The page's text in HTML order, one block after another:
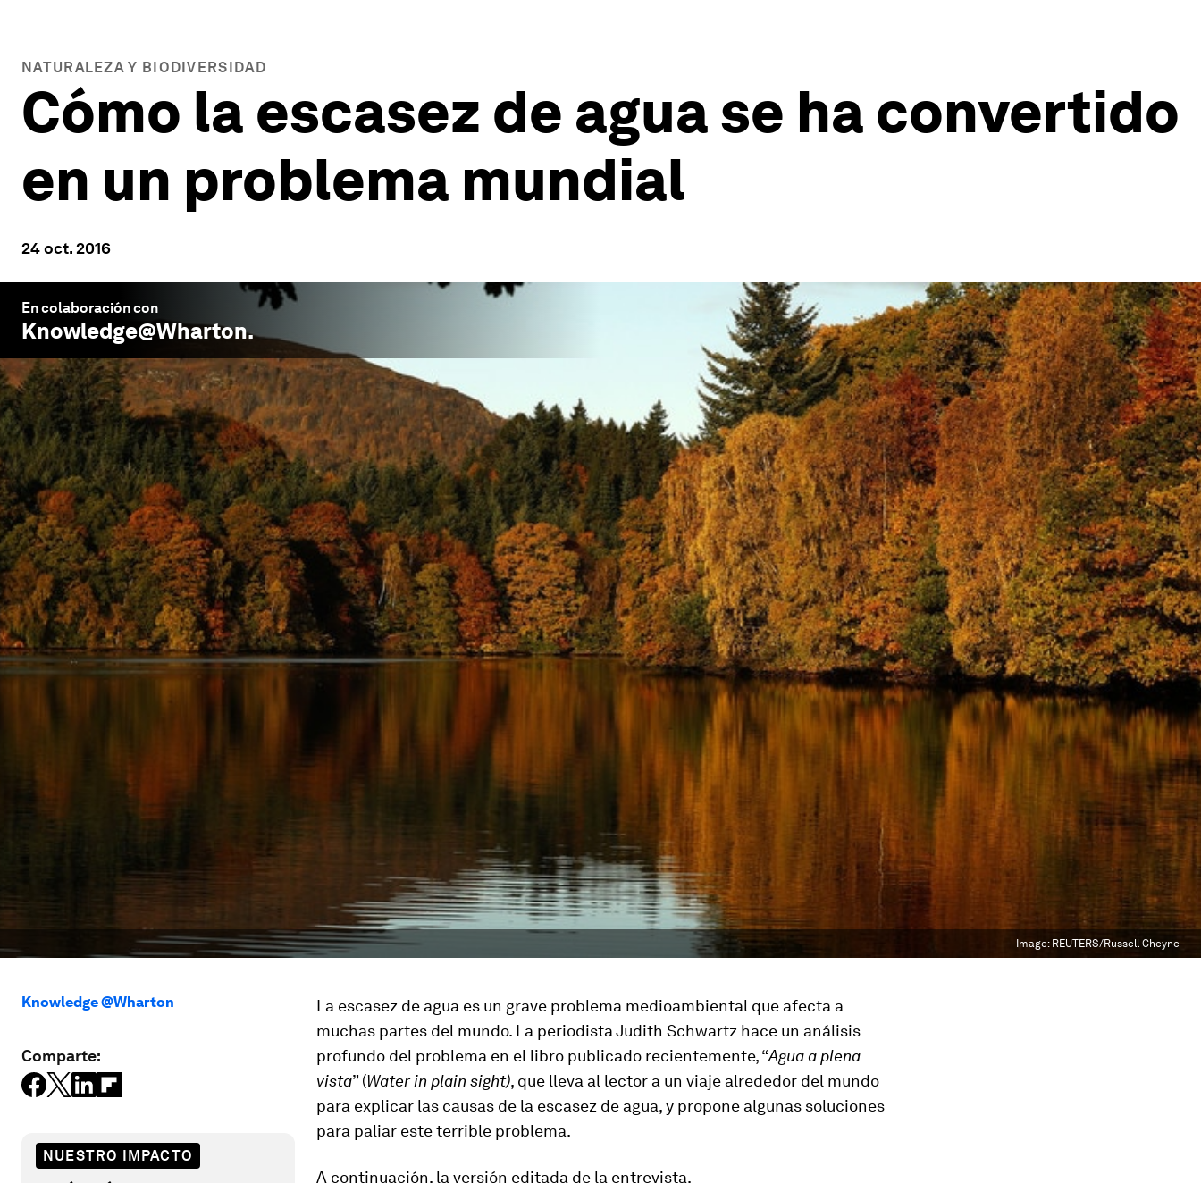
NATURALEZA Y BIODIVERSIDAD
Cómo la escasez de agua se ha convertido
en un problema mundial
24 oct. 2016
En colaboración con
Knowledge@Wharton.
Image: REUTERS/Russell Cheyne
Knowledge @Wharton
Comparte:
NUESTRO IMPACTO
La escasez de agua es un grave problema medioambiental que afecta a
muchas partes del mundo. La periodista Judith Schwartz hace un análisis
profundo del problema en el libro publicado recientemente, “Agua a plena
vista” (Water in plain sight), que lleva al lector a un viaje alrededor del mundo
para explicar las causas de la escasez de agua, y propone algunas soluciones
para paliar este terrible problema.
A continuación, la versión editada de la entrevista.